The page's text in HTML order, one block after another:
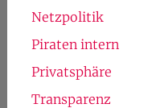
Netzpolitik
Piraten intern
Privatsphäre
Transparenz